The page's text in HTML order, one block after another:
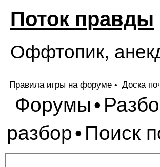
Поток правды
Оффтопик,
Правила игры на форуме • Доска
Форумы•
разбор• Поиск